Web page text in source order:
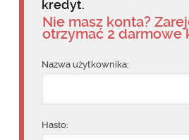
kredyt.
Nie masz konta?
otrzymać 2 darmowe
Nazwa użytkownika:
Hasło: